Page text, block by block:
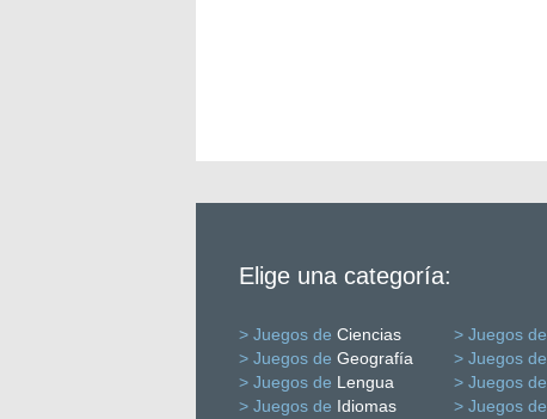
Elige una categoría:
> Juegos de Ciencias > Juegos de
> Juegos de Geografía > Juegos de
> Juegos de Lengua > Juegos de
> Juegos de Idiomas > Juegos de